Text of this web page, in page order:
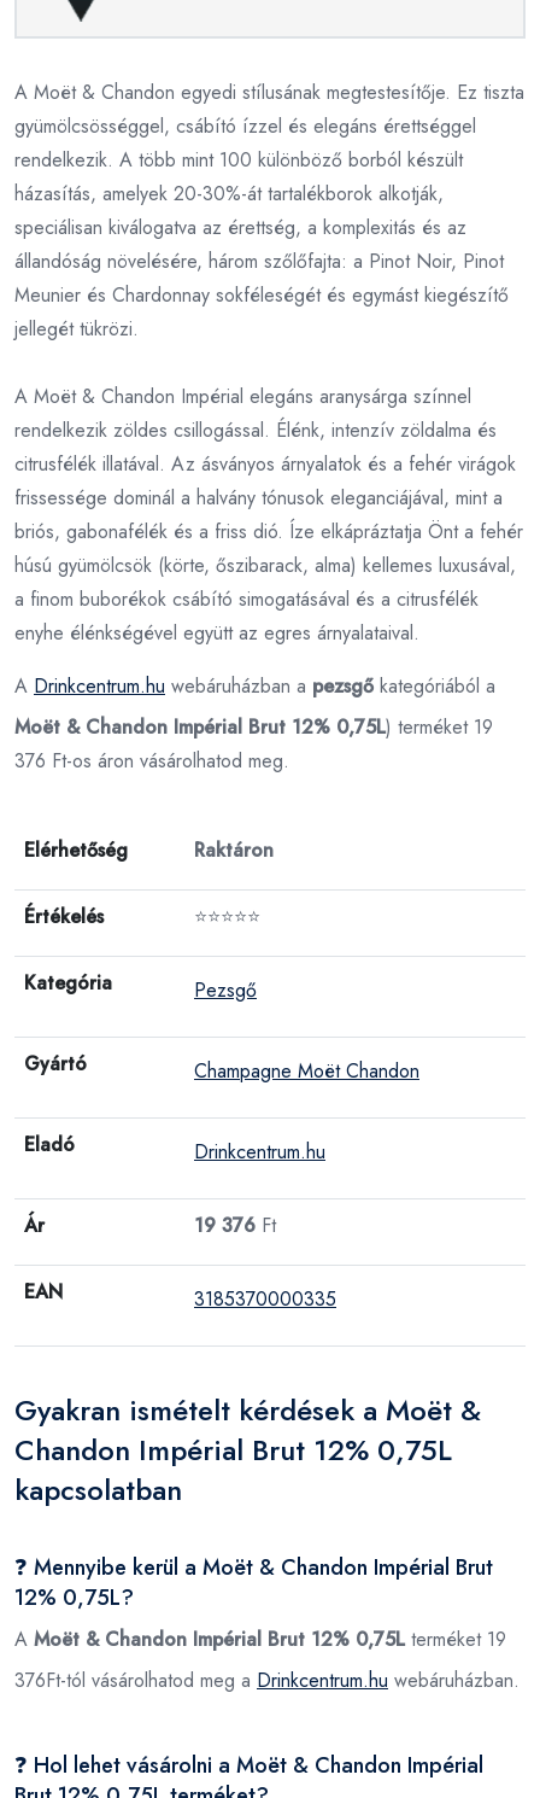
A Moët & Chandon egyedi stílusának megtestesítője. Ez tiszta
gyümölcsösséggel, csábító ízzel és elegáns érettséggel
rendelkezik. A több mint 100 különböző borból készült
házasítás, amelyek 20-30%-át tartalékborok alkotják,
speciálisan kiválogatva az érettség, a komplexitás és az
állandóság növelésére, három szőlőfajta: a Pinot Noir, Pinot
Meunier és Chardonnay sokféleségét és egymást kiegészítő
jellegét tükrözi.
A Moët & Chandon Impérial elegáns aranysárga színnel
rendelkezik zöldes csillogással. Élénk, intenzív zöldalma és
citrusfélék illatával. Az ásványos árnyalatok és a fehér virágok
frissessége dominál a halvány tónusok eleganciájával, mint a
briós, gabonafélék és a friss dió. Íze elkápráztatja Önt a fehér
húsú gyümölcsök (körte, őszibarack, alma) kellemes luxusával,
a finom buborékok csábító simogatásával és a citrusfélék
enyhe élénkségével együtt az egres árnyalataival.
A Drinkcentrum.hu webáruházban a pezsgő kategóriából a
Moët & Chandon Impérial Brut 12% 0,75L) terméket 19
376 Ft-os áron vásárolhatod meg.
Elérhetőség Raktáron
Értékelés ⭐⭐⭐⭐⭐
Kategória Pezsgő
Gyártó Champagne Moët Chandon
Eladó Drinkcentrum.hu
Ár 19 376 Ft
EAN 3185370000335
Gyakran ismételt kérdések a Moët &
Chandon Impérial Brut 12% 0,75L
kapcsolatban
❓ Mennyibe kerül a Moët & Chandon Impérial Brut
12% 0,75L?
A Moët & Chandon Impérial Brut 12% 0,75Lterméket 19
376Ft-tól vásárolhatod meg a Drinkcentrum.hu webáruházban.
❓ Hol lehet vásárolni a Moët & Chandon Impérial